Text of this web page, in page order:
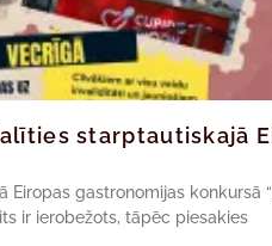
starptautiskajā
gastronomijas konkursā
ir ierobežots, tāpēc piesakies